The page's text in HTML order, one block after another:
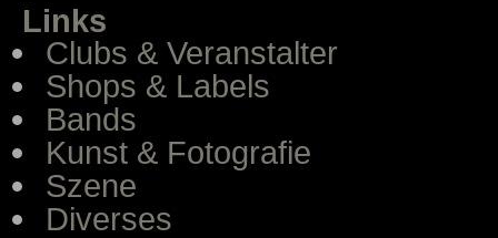
Links
Clubs & Veranstalter
Shops & Labels
Bands
Kunst & Fotografie
Szene
Diverses